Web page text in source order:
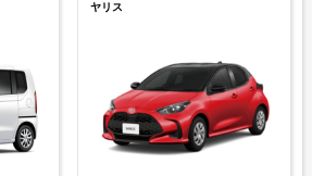
ヤリス